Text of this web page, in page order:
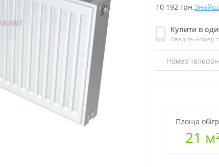
10 192 грн.
Купити в
Введіть номер
Площа
21